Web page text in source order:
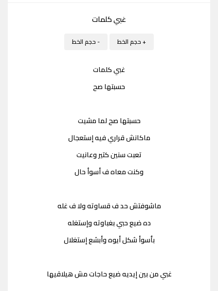
غبي كلمات
+ حجم الخط - حجم الخط
غبي كلمات
حسبتها صح
حسبتها صح لما مشيت
ماكانش قراري فيه إستعجال
تعبت سنين كتير وعانيت
وكنت معاه ف أسوأ حال
ماشوفتش حد ف قساوته ولا ف غله
ده ضيع حبي بغباوته وإستغله
بأسوأ شكل أيوه وأبشع إستغلال
غبي من بين إيديه ضيع حاجات مش هيلاقيها